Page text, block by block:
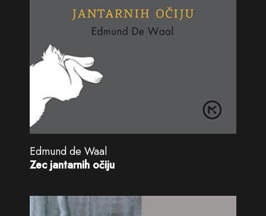
Edmund de Waal
Zec jantarnih očiju